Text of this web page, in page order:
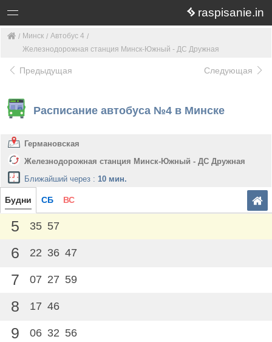
raspisanie.in
Минск
Автобус 4
Железнодорожная станция Минск-Южный - ДС Дружная
Предыдущая Следующая
Расписание автобуса №4 в Минске
Германовская
Железнодорожная станция Минск-Южный - ДС Дружная
Ближайший через : 10 мин.
Будни СБ ВС
5 35 57
6 22 36 47
7 07 27 59
8 17 46
9 06 32 56